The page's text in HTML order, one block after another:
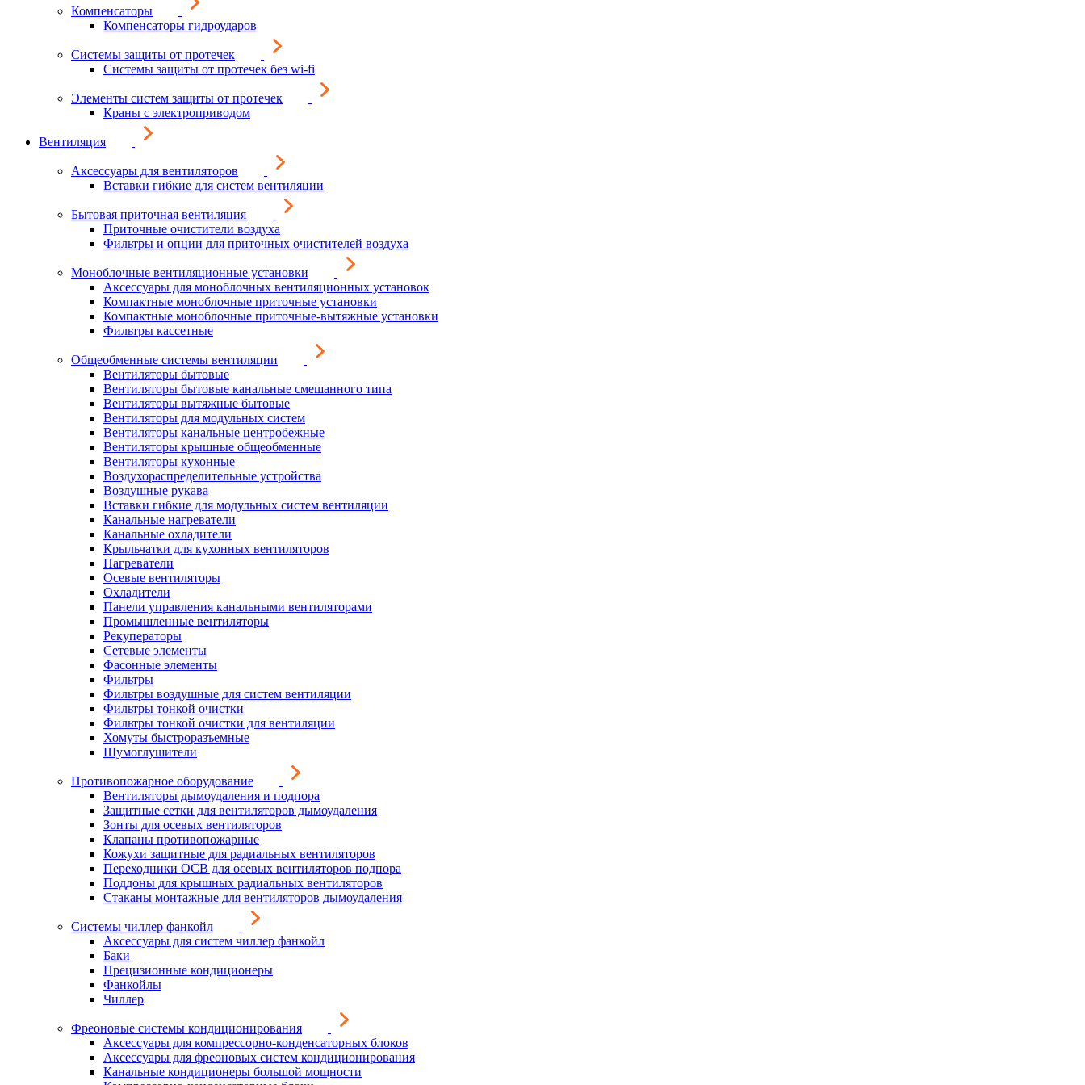
Компенсаторы
Компенсаторы гидроударов
Системы защиты от протечек
Системы защиты от протечек без wi-fi
Элементы систем защиты от протечек
Краны с электроприводом
Вентиляция
Аксессуары для вентиляторов
Вставки гибкие для систем вентиляции
Бытовая приточная вентиляция
Приточные очистители воздуха
Фильтры и опции для приточных очистителей воздуха
Моноблочные вентиляционные установки
Аксессуары для моноблочных вентиляционных установок
Компактные моноблочные приточные установки
Компактные моноблочные приточные-вытяжные установки
Фильтры кассетные
Общеобменные системы вентиляции
Вентиляторы бытовые
Вентиляторы бытовые канальные смешанного типа
Вентиляторы вытяжные бытовые
Вентиляторы для модульных систем
Вентиляторы канальные центробежные
Вентиляторы крышные общеобменные
Вентиляторы кухонные
Воздухораспределительные устройства
Воздушные рукава
Вставки гибкие для модульных систем вентиляции
Канальные нагреватели
Канальные охладители
Крыльчатки для кухонных вентиляторов
Нагреватели
Осевые вентиляторы
Охладители
Панели управления канальными вентиляторами
Промышленные вентиляторы
Рекуператоры
Сетевые элементы
Фасонные элементы
Фильтры
Фильтры воздушные для систем вентиляции
Фильтры тонкой очистки
Фильтры тонкой очистки для вентиляции
Хомуты быстроразъемные
Шумоглушители
Противопожарное оборудование
Вентиляторы дымоудаления и подпора
Защитные сетки для вентиляторов дымоудаления
Зонты для осевых вентиляторов
Клапаны противопожарные
Кожухи защитные для радиальных вентиляторов
Переходники ОСВ для осевых вентиляторов подпора
Поддоны для крышных радиальных вентиляторов
Стаканы монтажные для вентиляторов дымоудаления
Системы чиллер фанкойл
Аксессуары для систем чиллер фанкойл
Баки
Прецизионные кондиционеры
Фанкойлы
Чиллер
Фреоновые системы кондиционирования
Аксессуары для компрессорно-конденсаторных блоков
Аксессуары для фреоновых систем кондиционирования
Канальные кондиционеры большой мощности